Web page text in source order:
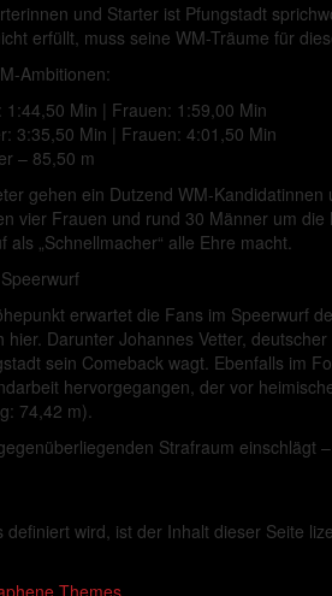
und Starter ist Pfungstadt
erfüllt, muss seine WM-Träume für
Ambitionen:
1:44,50 Min | Frauen: 1:59,00 Min
3:35,50 Min | Frauen: 4:01,50 Min
– 85,50 m
gehen ein Dutzend WM-
vier Frauen und rund 30 Männer um
als „Schnellmacher“ alle Ehre macht.
erwartet die Fans im Speerwurf
hier. Darunter Johannes Vetter,
sein Comeback wagt. Ebenfalls im
hervorgegangen, der vor
74,42 m).
Strafraum einschlägt
definiert wird, ist der Inhalt dieser Seite
Themes